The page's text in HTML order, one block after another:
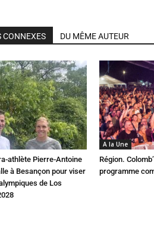
CONNEXES DU MÊME AUTEUR
athlète Pierre-Antoine
à Besançon pour viser
de Los
A la Une
Région.
programme